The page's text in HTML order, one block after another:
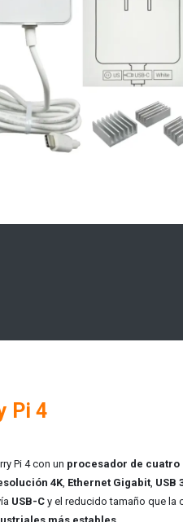
Pi 4
Pi 4 con un procesador de cuatro
4K, Ethernet Gigabit, USB
USB-C y el reducido tamaño que la